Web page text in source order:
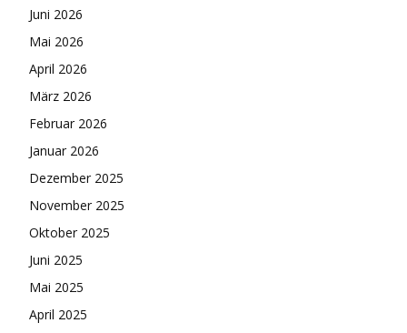
Juni 2026
Mai 2026
April 2026
März 2026
Februar 2026
Januar 2026
Dezember 2025
November 2025
Oktober 2025
Juni 2025
Mai 2025
April 2025